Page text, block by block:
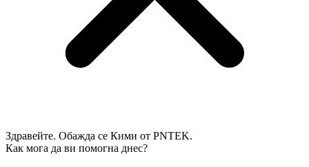
Здравейте. Обажда се Кими от PNTEK.
Как мога да ви помогна днес?